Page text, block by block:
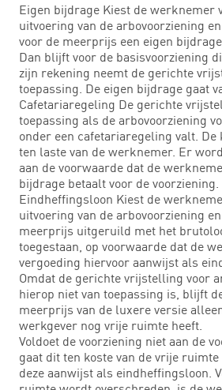
Eigen bijdrage Kiest de werknemer
uitvoering van de arbovoorziening
voor de meerprijs een eigen
Dan blijft voor de basisvoorziening
zijn rekening neemt de gerichte
toepassing. De eigen bijdrage gaat
Cafetariaregeling De gerichte
toepassing als de arbovoorziening
onder een cafetariaregeling valt. De
ten laste van de werknemer. Er
aan de voorwaarde dat de
bijdrage betaalt voor de voorziening.
Eindheffingsloon Kiest de
uitvoering van de arbovoorziening
meerprijs uitgeruild met het
toegestaan, op voorwaarde dat de
vergoeding hiervoor aanwijst als
Omdat de gerichte vrijstelling voor
hierop niet van toepassing is, blijft
meerprijs van de luxere versie
werkgever nog vrije ruimte heeft.
Voldoet de voorziening niet aan de
gaat dit ten koste van de vrije
deze aanwijst als eindheffingsloon.